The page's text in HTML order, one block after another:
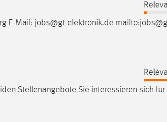
E-Mail: jobs@gt-elektronik.de mailto:jobs
Stellenangebote Sie interessieren sich für